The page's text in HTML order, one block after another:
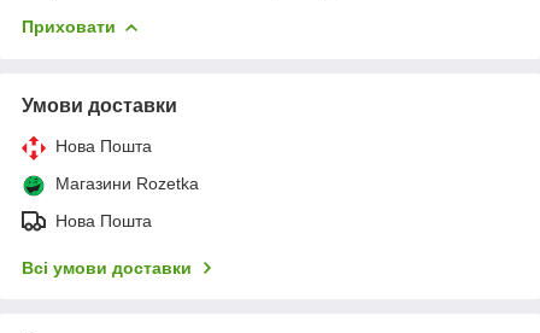
Приховати
Умови доставки
Нова Пошта
Магазини Rozetka
Нова Пошта
Всі умови доставки